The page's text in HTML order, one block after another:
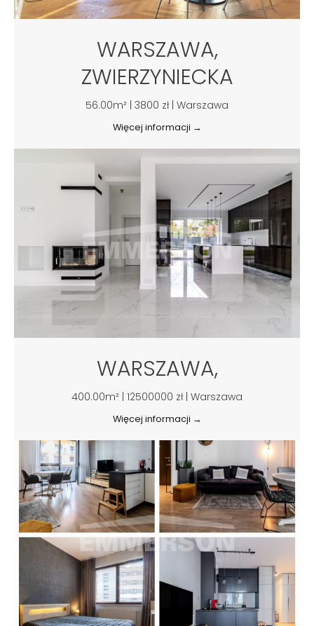
WARSZAWA,
ZWIERZYNIECKA
56.00m² | 3800 zł | Warszawa
Więcej informacji →
WARSZAWA,
400.00m² | 12500000 zł | Warszawa
Więcej informacji →